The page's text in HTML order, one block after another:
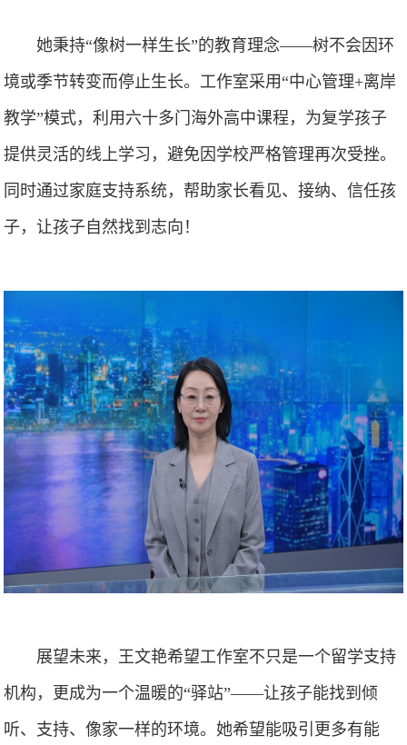
她秉持“像树一样生长”的教育理念——树不会因环
境或季节转变而停止生长。工作室采用“中心管理+离岸
教学”模式，利用六十多门海外高中课程，为复学孩子
提供灵活的线上学习，避免因学校严格管理再次受挫。
同时通过家庭支持系统，帮助家长看见、接纳、信任孩
子，让孩子自然找到志向！
展望未来，王文艳希望工作室不只是一个留学支持
机构，更成为一个温暖的“驿站”——让孩子能找到倾
听、支持、像家一样的环境。她希望能吸引更多有能